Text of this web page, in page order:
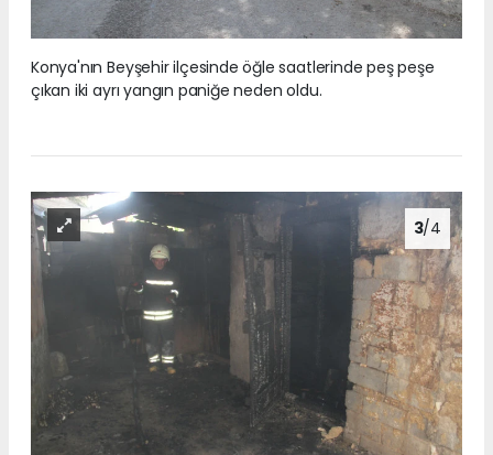
Konya'nın Beyşehir ilçesinde öğle saatlerinde peş peşe
çıkan iki ayrı yangın paniğe neden oldu.
3/4